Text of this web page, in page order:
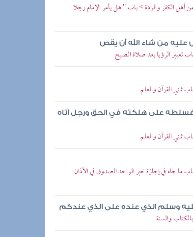
الكفر والردة > باب " هل يأمر الإمام رجلا
من شاء الله أن يقص
الرؤيا بعد صلاة الصبح
القرآن والعلم
فسلطه على هلكته في الحق ورجل آتاه
القرآن والعلم
جاء في إجازة خبر الواحد الصدوق في الأذان
عليه وسلم الذي عنده على الذي عندكم
والسنة